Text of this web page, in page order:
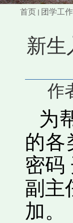
首页 团学工作
新生
作
为
的各
密码
副主
加。